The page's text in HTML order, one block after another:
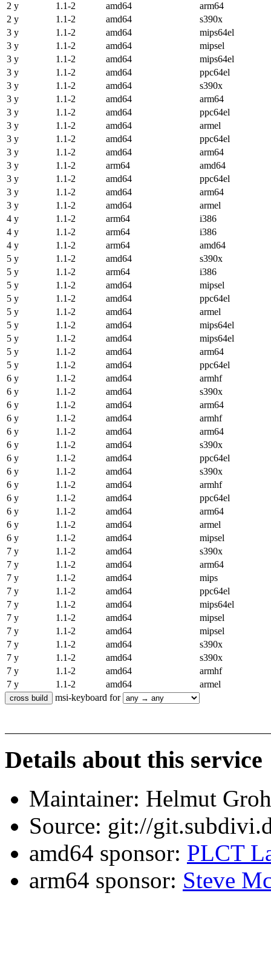
2 y
1.1-2 amd64
arm64
2 y
1.1-2 amd64
s390x
3 y
1.1-2 amd64
mips64el
3 y
1.1-2 amd64
mipsel
3 y
1.1-2 amd64
mips64el
3 y
1.1-2 amd64
ppc64el
3 y
1.1-2 amd64
s390x
3 y
1.1-2 amd64
arm64
3 y
1.1-2 amd64
ppc64el
3 y
1.1-2 amd64
armel
3 y
1.1-2 amd64
ppc64el
3 y
1.1-2 amd64
arm64
3 y
1.1-2 arm64
amd64
3 y
1.1-2 amd64
ppc64el
3 y
1.1-2 amd64
arm64
3 y
1.1-2 amd64
armel
4 y
1.1-2 arm64
i386
4 y
1.1-2 arm64
i386
4 y
1.1-2 arm64
amd64
5 y
1.1-2 amd64
s390x
5 y
1.1-2 arm64
i386
5 y
1.1-2 amd64
mipsel
5 y
1.1-2 amd64
ppc64el
5 y
1.1-2 amd64
armel
5 y
1.1-2 amd64
mips64el
5 y
1.1-2 amd64
mips64el
5 y
1.1-2 amd64
arm64
5 y
1.1-2 amd64
ppc64el
6 y
1.1-2 amd64
armhf
6 y
1.1-2 amd64
s390x
6 y
1.1-2 amd64
arm64
6 y
1.1-2 amd64
armhf
6 y
1.1-2 amd64
arm64
6 y
1.1-2 amd64
s390x
6 y
1.1-2 amd64
ppc64el
6 y
1.1-2 amd64
s390x
6 y
1.1-2 amd64
armhf
6 y
1.1-2 amd64
ppc64el
6 y
1.1-2 amd64
arm64
6 y
1.1-2 amd64
armel
6 y
1.1-2 amd64
mipsel
7 y
1.1-2 amd64
s390x
7 y
1.1-2 amd64
arm64
7 y
1.1-2 amd64
mips
7 y
1.1-2 amd64
ppc64el
7 y
1.1-2 amd64
mips64el
7 y
1.1-2 amd64
mipsel
7 y
1.1-2 amd64
mipsel
7 y
1.1-2 amd64
s390x
7 y
1.1-2 amd64
s390x
7 y
1.1-2 amd64
armhf
7 y
1.1-2 amd64
armel
msi-keyboard for
Details about this service
Maintainer: Helmut
Source: git://
amd64 sponsor: PLCT
arm64 sponsor: Steve